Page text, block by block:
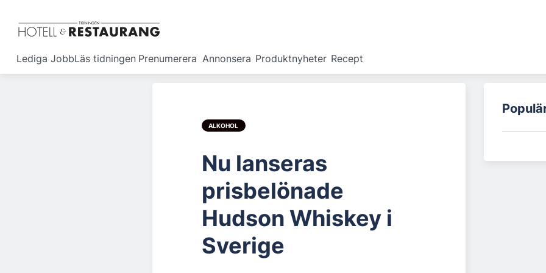
Lediga JobbLäs tidningen Prenumerera Annonsera Produktnyheter Recept
ALKOHOL
Nu lanseras
prisbelönade
Hudson Whiskey i
Sverige